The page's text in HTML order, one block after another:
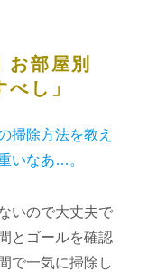
お部屋別
し」
掃除方法を教え
いなあ…。
いので大丈夫で
とゴールを確認
で一気に掃除し